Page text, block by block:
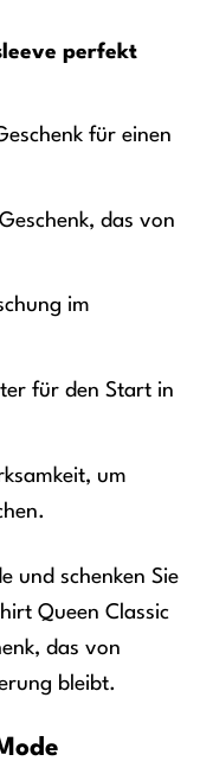
perfekt
für einen
das von
im
für den Start in
um
und schenken Sie
Queen Classic
das von
bleibt.